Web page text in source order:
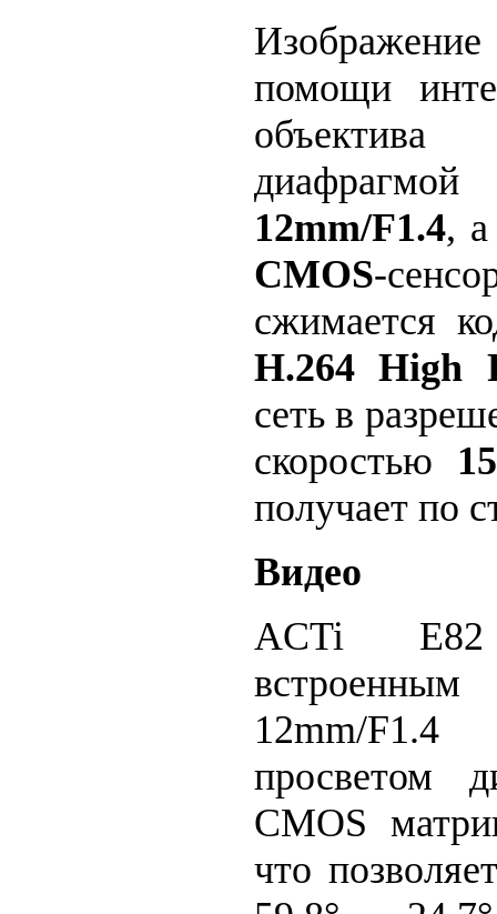
помощи
12mm/F1.4, а
CMOS-
сжимается
H.264 High
сеть в
скоростью
получает по
Видео
ACTi E82
12mm/
просветом
CMOS
что